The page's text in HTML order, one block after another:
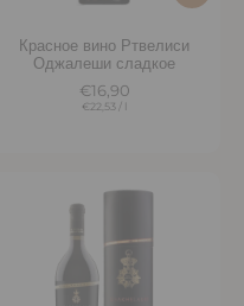
Красное вино Ртвелиси
Оджалеши сладкое
€16,90
€22,53/ l